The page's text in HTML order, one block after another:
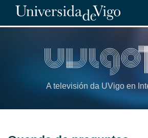
A televisión da UVigo en